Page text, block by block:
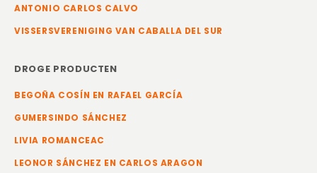
ANTONIO CARLOS CALVO
VISSERSVERENIGING VAN CABALLA DEL SUR
DROGE PRODUCTEN
BEGOÑA COSÍN EN RAFAEL GARCÍA
GUMERSINDO SÁNCHEZ
LIVIA ROMANCEAC
LEONOR SÁNCHEZ EN CARLOS ARAGON